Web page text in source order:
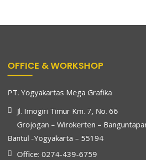
OFFICE & WORKSHOP
PT. Yogyakartas Mega Grafika
Jl. Imogiri Timur Km. 7, No. 66
Grojogan – Wirokerten –
Bantul -Yogyakarta – 55194
Office: 0274-439-6759